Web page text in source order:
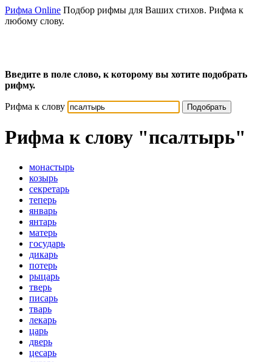
Рифма Online Подбор рифмы для Ваших стихов. Рифма к
любому слову.
Введите в поле слово, к которому вы хотите подобрать
рифму.
Рифма к слову Подобрать
Рифма к слову "псалтырь"
монастырь
козырь
секретарь
теперь
январь
янтарь
матерь
государь
дикарь
потерь
рыцарь
тверь
писарь
тварь
лекарь
царь
дверь
цесарь